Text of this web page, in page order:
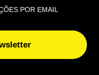
POR EMAIL